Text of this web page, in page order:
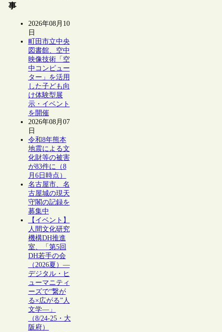
事
2026年08月10
日
町田市立中央
図書館、空中
映像技術「空
中コンピュー
ター」を活用
した子ども向
け体験型展
示・イベント
を開催
2026年08月07
日
令和8年熊本
地震による文
化財等の被害
が83件に（8
月6日時点）
名古屋市、名
古屋城の現天
守閣の記録を
募集中
【イベント】
人間文化研究
機構DH推進
室、「第5回
DH若手の会
（2026夏）―
デジタル・ヒ
ューマニティ
ーズで“繋が
る×広がる”人
文学―」
（8/24-25・大
阪府）